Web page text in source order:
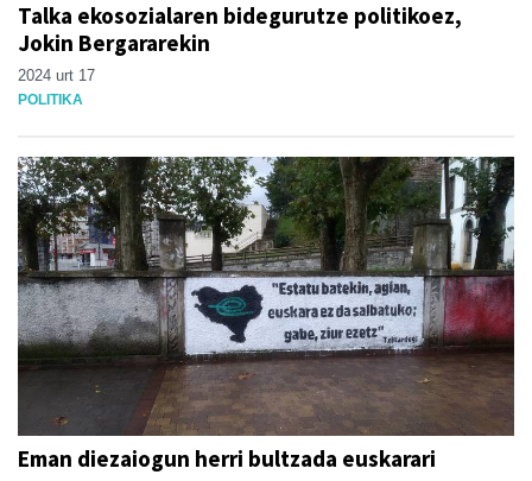
Talka ekosozialaren bidegurutze politikoez,
Jokin Bergararekin
2024 urt 17
POLITIKA
Eman diezaiogun herri bultzada euskarari